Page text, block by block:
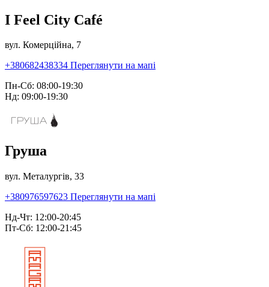
I Feel City Café
вул. Комерційна, 7
+380682438334 Переглянути на мапі
Пн-Сб: 08:00-19:30
Нд: 09:00-19:30
Груша
вул. Металургів, 33
+380976597623 Переглянути на мапі
Нд-Чт: 12:00-20:45
Пт-Сб: 12:00-21:45